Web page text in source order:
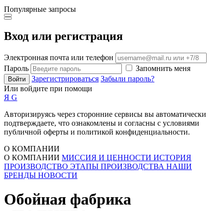
Популярные запросы
Вход или регистрация
Электронная почта или телефон
Пароль
Запомнить меня
Войти Зарегистрироваться Забыли пароль?
Или войдите при помощи
Я G
Авторизируясь через сторонние сервисы вы автоматически
подтверждаете, что ознакомлены и согласны с условиями
публичной оферты и политикой конфиденциальности.
О КОМПАНИИ
О КОМПАНИИ МИССИЯ И ЦЕННОСТИ ИСТОРИЯ
ПРОИЗВОДСТВО ЭТАПЫ ПРОИЗВОДСТВА НАШИ
БРЕНДЫ НОВОСТИ
Обойная фабрика